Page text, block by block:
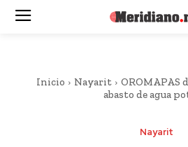
Inicio Nayarit
OROMAPAS
abasto de agua
Nayarit